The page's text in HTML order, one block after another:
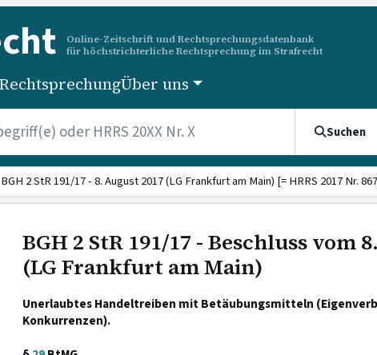
Online-Zeitschrift und Rechtsprechungsdatenbank
für höchstrichterliche Rechtsprechung im Strafrecht
RechtsprechungÜber uns
Suchen
BGH 2 StR 191/17 - 8. August 2017 (LG Frankfurt am Main) [= HRRS 2017 Nr.
BGH 2 StR 191/17 - Beschluss vom
(LG Frankfurt am Main)
Unerlaubtes Handeltreiben mit Betäubungsmitteln
Konkurrenzen).